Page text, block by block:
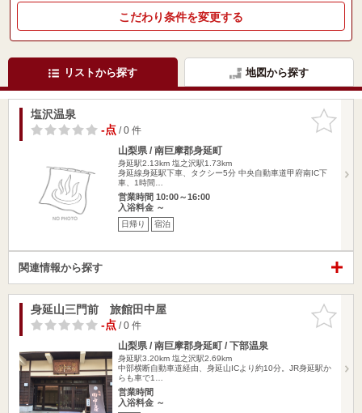
こだわり条件を変更する
リストから探す 地図から探す
お気に入
りに追加
塩沢温泉
-点/ 0 件
山梨県 / 南巨摩郡身延町
身延駅2.13km 塩之沢駅1.73km
身延線身延駅下車、タクシー5分 中央自動車道甲府南IC下
車、1時間…
営業時間 10:00～16:00
入浴料金 ～
日帰り 宿泊
関連情報から探す
お気に入
りに追加
身延山三門前 旅館田中屋
-点/ 0 件
山梨県 / 南巨摩郡身延町 / 下部温泉
身延駅3.20km 塩之沢駅2.69km
中部横断自動車道経由、身延山ICより約10分。JR身延駅か
らも車で1…
営業時間
入浴料金 ～